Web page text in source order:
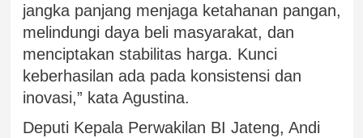
jangka panjang menjaga ketahanan pangan,
melindungi daya beli masyarakat, dan
menciptakan stabilitas harga. Kunci
keberhasilan ada pada konsistensi dan
inovasi,” kata Agustina.
Deputi Kepala Perwakilan BI Jateng, Andi